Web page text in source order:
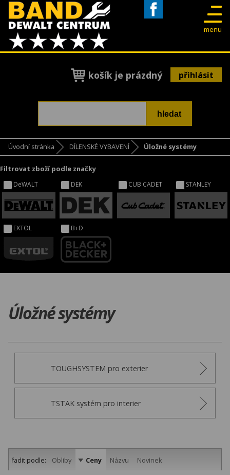
menu
košík je prázdný přihlásit
Úvodní stránka DÍLENSKÉ VYBAVENÍ Úložné systémy
Filtrovat zboží podle značky
DeWALT DEK CUB CADET STANLEY
EXTOL B+D
Úložné systémy
TOUGHSYSTEM pro exterier
TSTAK systém pro interier
řadit podle: Obliby Ceny Názvu Novinek